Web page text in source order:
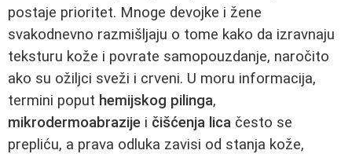
postaje prioritet. Mnoge devojke i žene
svakodnevno razmišljaju o tome kako da izravnaju
teksturu kože i povrate samopouzdanje, naročito
ako su ožiljci sveži i crveni. U moru informacija,
termini poput hemijskog pilinga,
mikrodermoabrazije i čišćenja lica često se
prepliću, a prava odluka zavisi od stanja kože,